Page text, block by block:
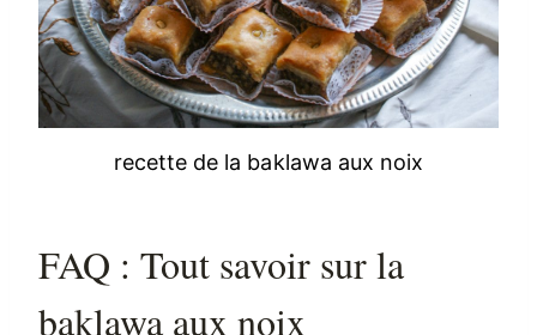
recette de la baklawa aux noix
FAQ : Tout savoir sur la
baklawa aux noix